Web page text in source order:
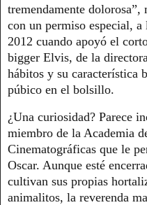
tremendamente dolorosa”,
con un permiso especial,
2012 cuando apoyó el
bigger Elvis, de la
hábitos y su característica
púbico en el bolsillo.
¿Una curiosidad? Parece
miembro de la Academia
Cinematográficas que le
Oscar. Aunque esté
cultivan sus propias
animalitos, la reverenda